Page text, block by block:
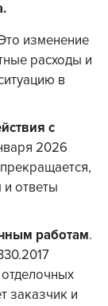
изменение
расходы и
в
с
2026
ответы
работам.
заказчик и